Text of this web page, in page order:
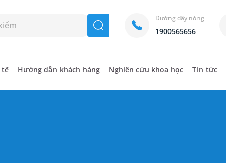
seach
Đường dây nóng
1900565656
tế Hướng dẫn khách hàng Nghiên cứu khoa học Tin tức